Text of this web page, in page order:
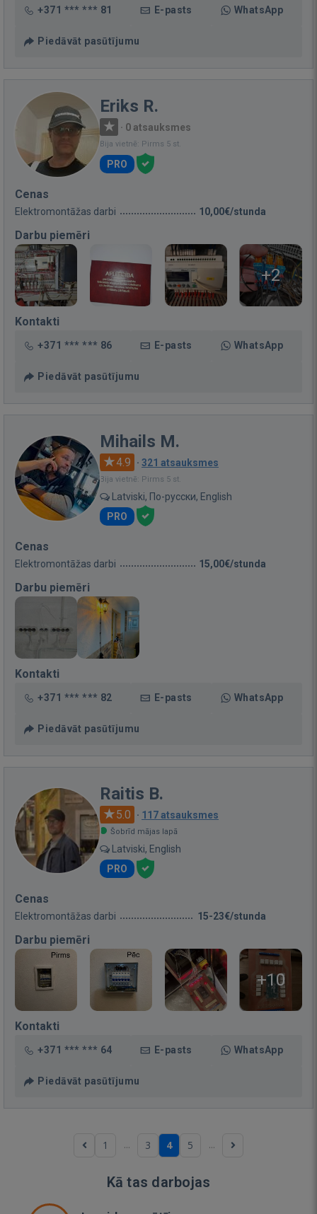
+371 *** *** 81 E-pasts WhatsApp
Piedāvāt pasūtījumu
Eriks R.
· 0 atsauksmes
Bija vietnē: Pirms 5 st.
PRO
Cenas
Elektromontāžas darbi 10,00€/stunda
Darbu piemēri
+2
Kontakti
+371 *** *** 86 E-pasts WhatsApp
Piedāvāt pasūtījumu
Mihails M.
4.9 · 321 atsauksmes
Bija vietnē: Pirms 5 st.
Latviski, По-русски, English
PRO
Cenas
Elektromontāžas darbi 15,00€/stunda
Darbu piemēri
Kontakti
+371 *** *** 82 E-pasts WhatsApp
Piedāvāt pasūtījumu
Raitis B.
5.0 · 117 atsauksmes
Šobrīd mājas lapā
Latviski, English
PRO
Cenas
Elektromontāžas darbi 15-23€/stunda
Darbu piemēri
+10
Kontakti
+371 *** *** 64 E-pasts WhatsApp
Piedāvāt pasūtījumu
1 ... 3 4 5 ...
Kā tas darbojas